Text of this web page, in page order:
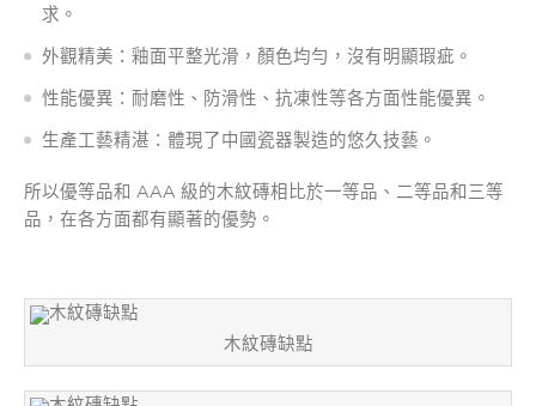
求。
外觀精美：釉面平整光滑，顏色均勻，沒有明顯瑕疵。
性能優異：耐磨性、防滑性、抗凍性等各方面性能優異。
生產工藝精湛：體現了中國瓷器製造的悠久技藝。
所以優等品和 AAA 級的木紋磚相比於一等品、二等品和三等
品，在各方面都有顯著的優勢。
木紋磚缺點